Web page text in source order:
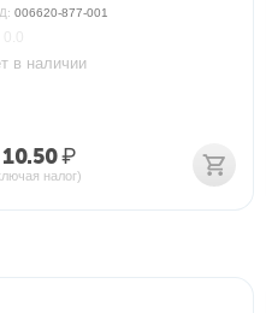
006620-877-001
в наличии
10.50₽
налог)